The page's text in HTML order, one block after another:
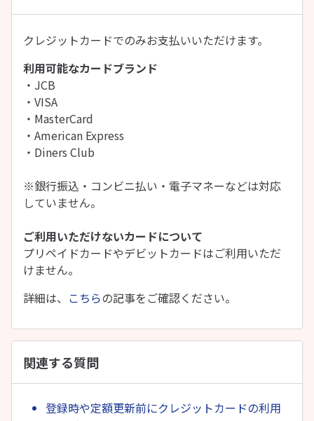
クレジットカードでのみお支払いいただけます。
利用可能なカードブランド
・JCB
・VISA
・MasterCard
・American Express
・Diners Club
※銀行振込・コンビニ払い・電子マネーなどは対応
していません。
ご利用いただけないカードについて
プリペイドカードやデビットカードはご利用いただ
けません。
詳細は、 こちらの記事をご確認ください。
関連する質問
登録時や定額更新前にクレジットカードの利用